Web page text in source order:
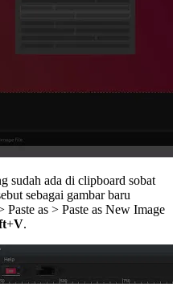
sudah ada di clipboard sobat
sebagai gambar baru
Paste as > Paste as New Image
+V.